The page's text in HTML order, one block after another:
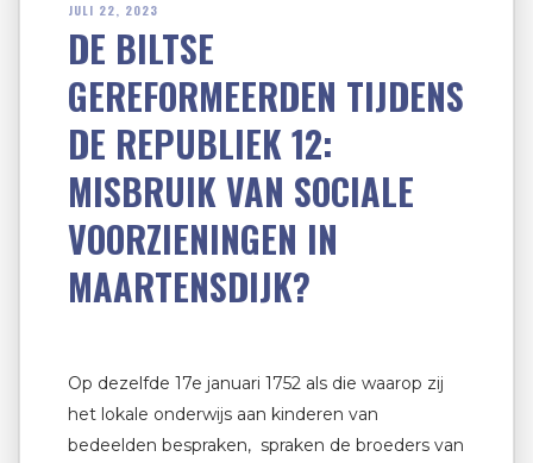
JULI 22, 2023
DE BILTSE
GEREFORMEERDEN TIJDENS
DE REPUBLIEK 12:
MISBRUIK VAN SOCIALE
VOORZIENINGEN IN
MAARTENSDIJK?
Op dezelfde 17e januari 1752 als die waarop zij
het lokale onderwijs aan kinderen van
bedeelden bespraken, spraken de broeders van